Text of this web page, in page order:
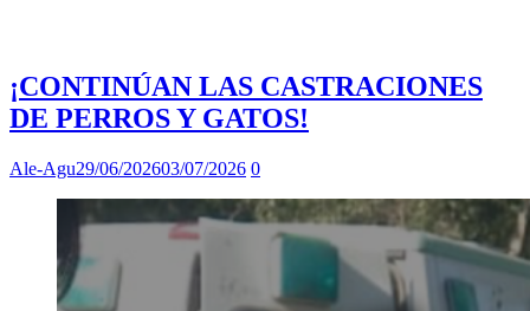
¡CONTINÚAN LAS CASTRACIONES
DE PERROS Y GATOS!
Ale-Agu29/06/202603/07/2026 0